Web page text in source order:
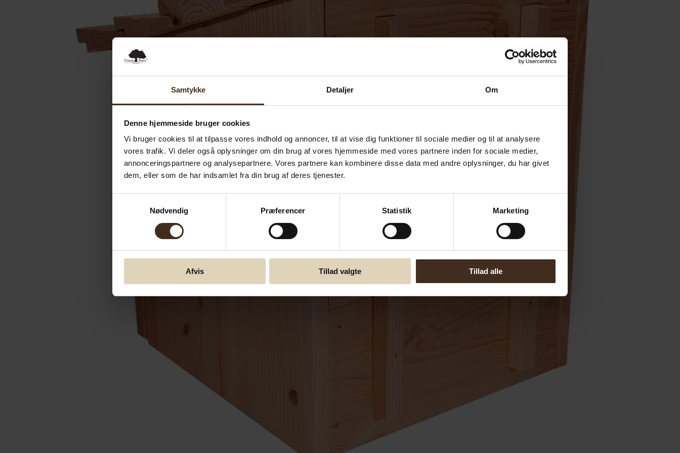
Samtykke Detaljer Om
Denne hjemmeside bruger cookies
Vi bruger cookies til at tilpasse vores indhold og annoncer, til at vise dig funktioner til sociale medier og til at analysere
vores trafik. Vi deler også oplysninger om din brug af vores hjemmeside med vores partnere inden for sociale medier,
annonceringspartnere og analysepartnere. Vores partnere kan kombinere disse data med andre oplysninger, du har givet
dem, eller som de har indsamlet fra din brug af deres tjenester.
Nødvendig
Præferencer Statistik Marketing
Afvis Tillad valgte Tillad alle